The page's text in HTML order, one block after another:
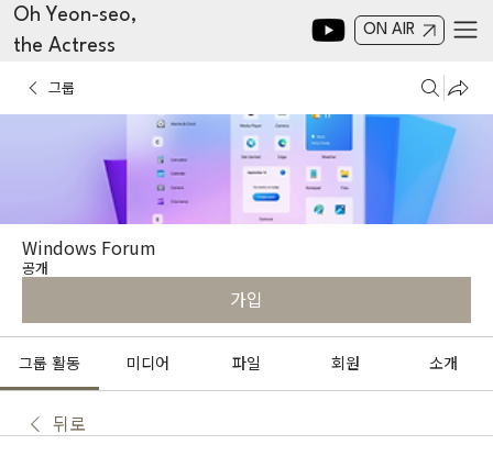
Oh Yeon-seo,
the Actress
ON AIR
그룹
Windows Forum
공개
가입
그룹 활동 미디어 파일 회원 소개
뒤로